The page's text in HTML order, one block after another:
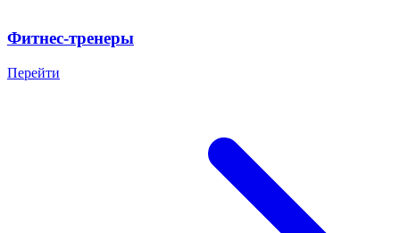
Фитнес-тренеры
Перейти